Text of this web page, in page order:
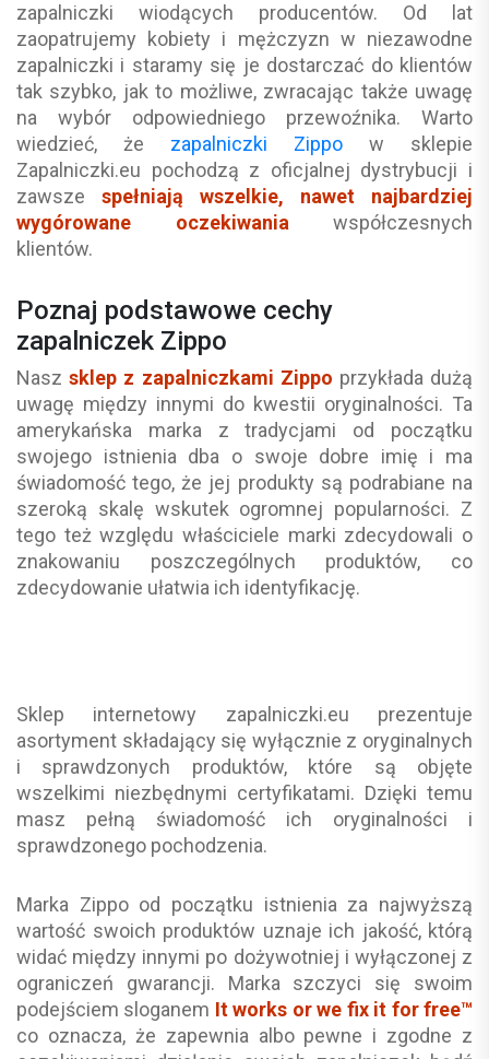
zapalniczki wiodących producentów. Od lat
zaopatrujemy kobiety i mężczyzn w niezawodne
zapalniczki i staramy się je dostarczać do klientów
tak szybko, jak to możliwe, zwracając także uwagę
na wybór odpowiedniego przewoźnika. Warto
wiedzieć, że zapalniczki Zippo w sklepie
Zapalniczki.eu pochodzą z oficjalnej dystrybucji i
zawsze spełniają wszelkie, nawet najbardziej
wygórowane oczekiwaniawspółczesnych
klientów.
Poznaj podstawowe cechy
zapalniczek Zippo
Naszsklep z zapalniczkami Zippo przykłada dużą
uwagę między innymi do kwestii oryginalności. Ta
amerykańska marka z tradycjami od początku
swojego istnienia dba o swoje dobre imię i ma
świadomość tego, że jej produkty są podrabiane na
szeroką skalę wskutek ogromnej popularności. Z
tego też względu właściciele marki zdecydowali o
znakowaniu poszczególnych produktów, co
zdecydowanie ułatwia ich identyfikację.
Sklep internetowy zapalniczki.eu prezentuje
asortyment składający się wyłącznie z oryginalnych
i sprawdzonych produktów, które są objęte
wszelkimi niezbędnymi certyfikatami. Dzięki temu
masz pełną świadomość ich oryginalności i
sprawdzonego pochodzenia.
Marka Zippo od początku istnienia za najwyższą
wartość swoich produktów uznaje ich jakość, którą
widać między innymi po dożywotniej i wyłączonej z
ograniczeń gwarancji. Marka szczyci się swoim
podejściem sloganem It works or we fix it for free™
co oznacza, że zapewnia albo pewne i zgodne z